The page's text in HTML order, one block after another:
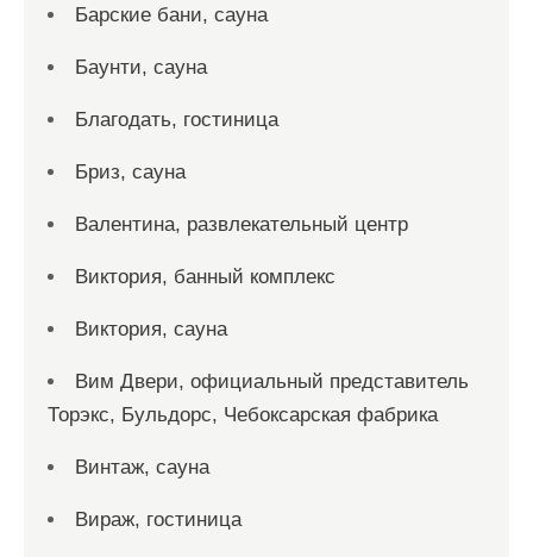
Барские бани, сауна
Баунти, сауна
Благодать, гостиница
Бриз, сауна
Валентина, развлекательный центр
Виктория, банный комплекс
Виктория, сауна
Вим Двери, официальный представитель
Торэкс, Бульдорс, Чебоксарская фабрика
Винтаж, сауна
Вираж, гостиница